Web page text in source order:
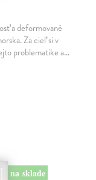
a deformované
Za cieľ si v
problematike a…
na sklade